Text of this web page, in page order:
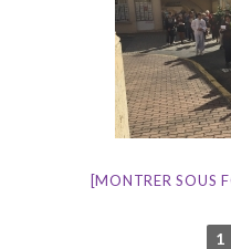
[MONTRER SOUS
1